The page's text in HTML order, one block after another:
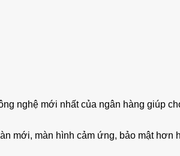
nghệ mới nhất của ngân hàng giúp
mới, màn hình cảm ứng, bảo mật